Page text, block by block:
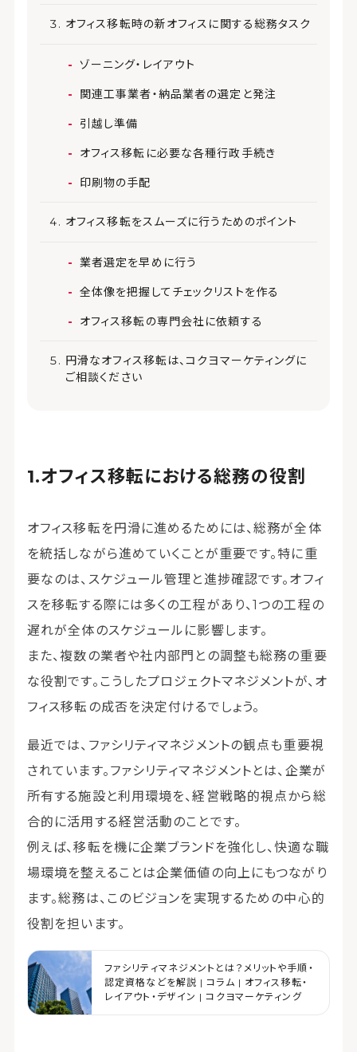
オフィス移転時の新オフィスに関する総務タスク
ゾーニング・レイアウト
関連工事業者・納品業者の選定と発注
引越し準備
オフィス移転に必要な各種行政手続き
印刷物の手配
オフィス移転をスムーズに行うためのポイント
業者選定を早めに行う
全体像を把握してチェックリストを作る
オフィス移転の専門会社に依頼する
円滑なオフィス移転は、コクヨマーケティングに
ご相談ください
オフィス移転における総務の役割
オフィス移転を円滑に進めるためには、総務が全体
を統括しながら進めていくことが重要です。特に重
要なのは、スケジュール管理と進捗確認です。オフィ
スを移転する際には多くの工程があり、1つの工程の
遅れが全体のスケジュールに影響します。
また、複数の業者や社内部門との調整も総務の重要
な役割です。こうしたプロジェクトマネジメントが、オ
フィス移転の成否を決定付けるでしょう。
最近では、ファシリティマネジメントの観点も重要視
されています。ファシリティマネジメントとは、企業が
所有する施設と利用環境を、経営戦略的視点から総
合的に活用する経営活動のことです。
例えば、移転を機に企業ブランドを強化し、快適な職
場環境を整えることは企業価値の向上にもつながり
ます。総務は、このビジョンを実現するための中心的
役割を担います。
ファシリティマネジメントとは？メリットや手順・
認定資格などを解説 | コラム | オフィス移転・
レイアウト・デザイン | コクヨマーケティング